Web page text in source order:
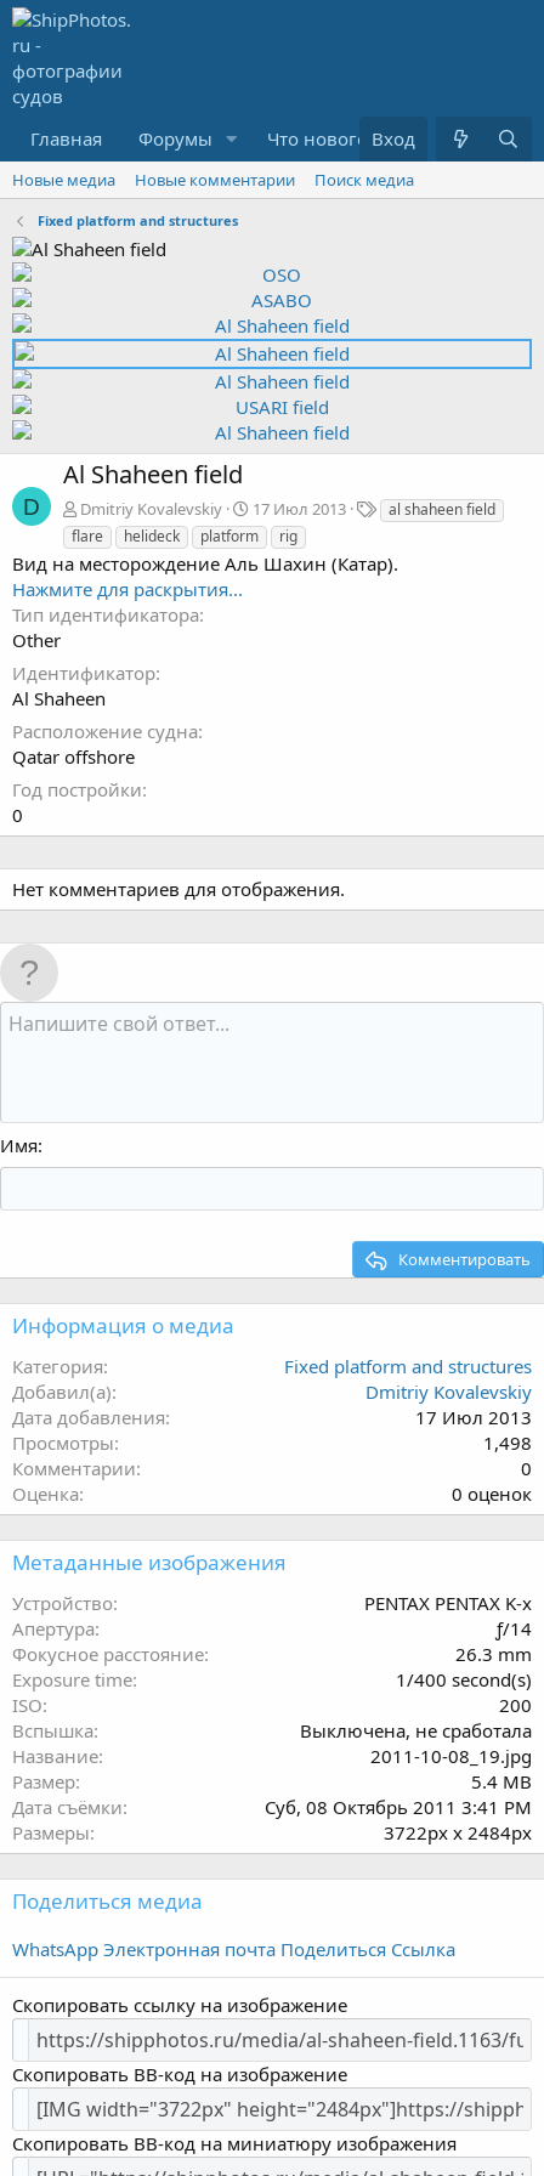
Главная Форумы Что нового? Медиа
Вход
Новые медиа Новые комментарии Поиск медиа
Fixed platform and structures
D
Al Shaheen field
Dmitriy Kovalevskiy 17 Июл 2013
Т
и
al shaheen field
flare
helideck platform rig
Вид на месторождение Аль Шахин (Катар).
Нажмите для раскрытия...
Тип идентификатора
Other
Идентификатор
Al Shaheen
Расположение судна
Qatar offshore
Год постройки
0
Нет комментариев для отображения.
Имя
Комментировать
Информация о медиа
Категория
Fixed platform and structures
Добавил(а)
Dmitriy Kovalevskiy
Дата добавления
17 Июл 2013
Просмотры
1,498
Комментарии
0
Оценка
0
.
0
з
ё
з
0 оценок
Метаданные изображения
Устройство
PENTAX PENTAX K-x
Апертура
ƒ/14
Фокусное расстояние
26.3 mm
Exposure time
1/400 second(s)
ISO
200
Вспышка
Выключена, не сработала
Название
2011-10-08_19.jpg
Размер
5.4 MB
Дата съёмки
Суб, 08 Октябрь 2011 3:41 PM
Размеры
3722px x 2484px
Поделиться медиа
WhatsApp Электронная почта Поделиться Ссылка
Скопировать ссылку на изображение
Скопировать BB-код на изображение
Скопировать BB-код на миниатюру изображения